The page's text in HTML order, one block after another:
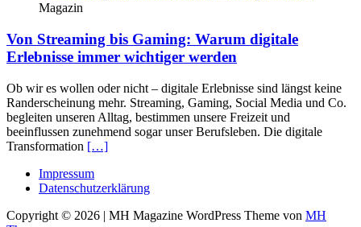
Magazin
Von Streaming bis Gaming: Warum digitale
Erlebnisse immer wichtiger werden
Ob wir es wollen oder nicht – digitale Erlebnisse sind längst keine
Randerscheinung mehr. Streaming, Gaming, Social Media und Co.
begleiten unseren Alltag, bestimmen unsere Freizeit und
beeinflussen zunehmend sogar unser Berufsleben. Die digitale
Transformation […]
Impressum
Datenschutzerklärung
Copyright © 2026 | MH Magazine WordPress Theme von MH